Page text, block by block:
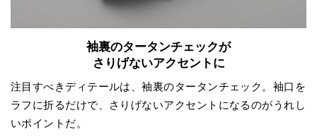
袖裏のタータンチェックが
さりげないアクセントに
注目すべきディテールは、袖裏のタータンチェック。袖口を
ラフに折るだけで、さりげないアクセントになるのがうれし
いポイントだ。